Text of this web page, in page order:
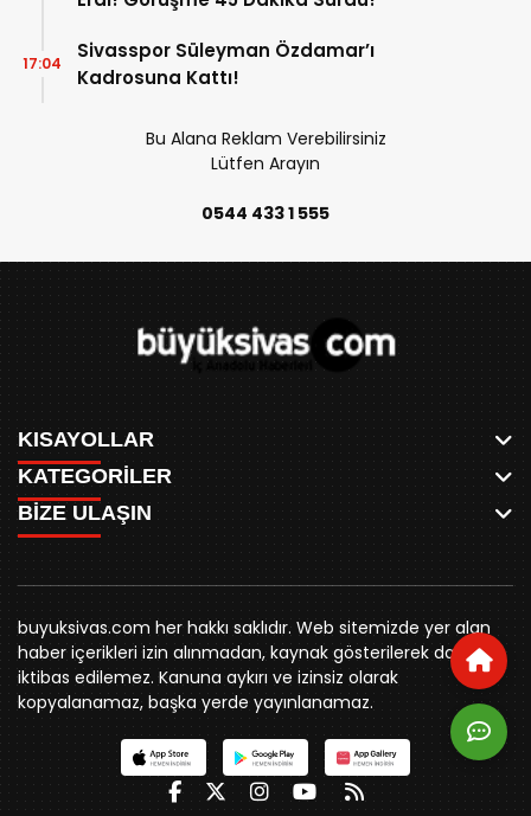
Sivasspor Süleyman Özdamar’ı
Kadrosuna Kattı!
17:04
Bu Alana Reklam Verebilirsiniz
Lütfen Arayın
0544 433 1 555
KISAYOLLAR
ANASAYFA
AKSU CANLI
MEYDAN CANLI
MEDRESELER CANLI
MERAKÜM CANLI
YUKARI TEKKE CANLI
KURUMSAL KİMLİK
REKLAM FİYATLARI
BİZE ULAŞIN
KÜNYE
RESMİ İLANLAR
KATEGORİLER
WHATSAPP
SPOR
SİYASET
BELEDİYE
SİVAS VALİLİĞİ
ÜNİVERSİTE
KURUMLAR
STK
YORUM
İLÇELER
GENEL
İÇ ANADOLU
BİZE ULAŞIN
0346 221 00 60
buyuksivashaber@gmail.com
Örtülüpınar Mah. İnönü Bulvarı Özkahya Apt. Kat:3 D:7
Sivas
buyuksivas.com her hakkı saklıdır. Web sitemizde yer alan
haber içerikleri izin alınmadan, kaynak gösterilerek dahi
iktibas edilemez. Kanuna aykırı ve izinsiz olarak
kopyalanamaz, başka yerde yayınlanamaz.